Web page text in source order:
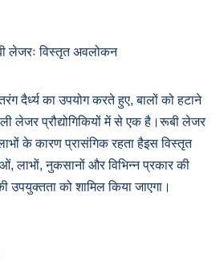
लेजरः विस्तृत अवलोकन
दैर्ध्य का उपयोग करते हुए, बालों को हटाने
लेजर प्रौद्योगिकियों में से एक है।रूबी लेजर
के कारण प्रासंगिक रहता हैइस विस्तृत
लाभों, नुकसानों और विभिन्न प्रकार की
उपयुक्तता को शामिल किया जाएगा।